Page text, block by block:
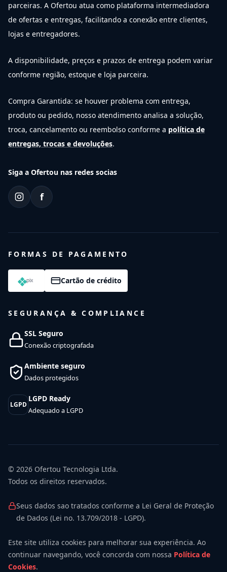
parceiras. A Ofertou atua como plataforma intermediadora
de ofertas e entregas, facilitando a conexão entre clientes,
lojas e entregadores.
A disponibilidade, preços e prazos de entrega podem variar
conforme região, estoque e loja parceira.
Compra Garantida: se houver problema com entrega,
produto ou pedido, nosso atendimento analisa a solução,
troca, cancelamento ou reembolso conforme a política de
entregas, trocas e devoluções.
Siga a Ofertou nas redes socias
f
FORMAS DE PAGAMENTO
Cartão de crédito
SEGURANÇA & COMPLIANCE
SSL Seguro
Conexão criptografada
Ambiente seguro
Dados protegidos
LGPD
LGPD Ready
Adequado a LGPD
© 2026 Ofertou Tecnologia Ltda.
Todos os direitos reservados.
Seus dados sao tratados conforme a Lei Geral de Proteção
de Dados (Lei no. 13.709/2018 - LGPD).
Este site utiliza cookies para melhorar sua experiência. Ao
continuar navegando, você concorda com nossa Política de
Cookies.